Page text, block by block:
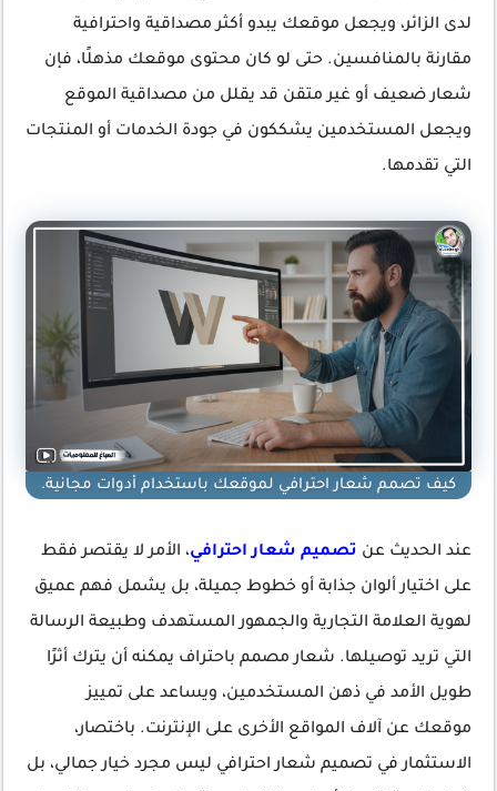
لدى الزائر، ويجعل موقعك يبدو أكثر مصداقية واحترافية
مقارنة بالمنافسين. حتى لو كان محتوى موقعك مذهلًا، فإن
شعار ضعيف أو غير متقن قد يقلل من مصداقية الموقع
ويجعل المستخدمين يشككون في جودة الخدمات أو المنتجات
التي تقدمها.
كيف تصمم شعار احترافي لموقعك باستخدام أدوات مجانية.
عند الحديث عن تصميم شعار احترافي، الأمر لا يقتصر فقط
على اختيار ألوان جذابة أو خطوط جميلة، بل يشمل فهم عميق
لهوية العلامة التجارية والجمهور المستهدف وطبيعة الرسالة
التي تريد توصيلها. شعار مصمم باحتراف يمكنه أن يترك أثرًا
طويل الأمد في ذهن المستخدمين، ويساعد على تمييز
موقعك عن آلاف المواقع الأخرى على الإنترنت. باختصار،
الاستثمار في تصميم شعار احترافي ليس مجرد خيار جمالي، بل